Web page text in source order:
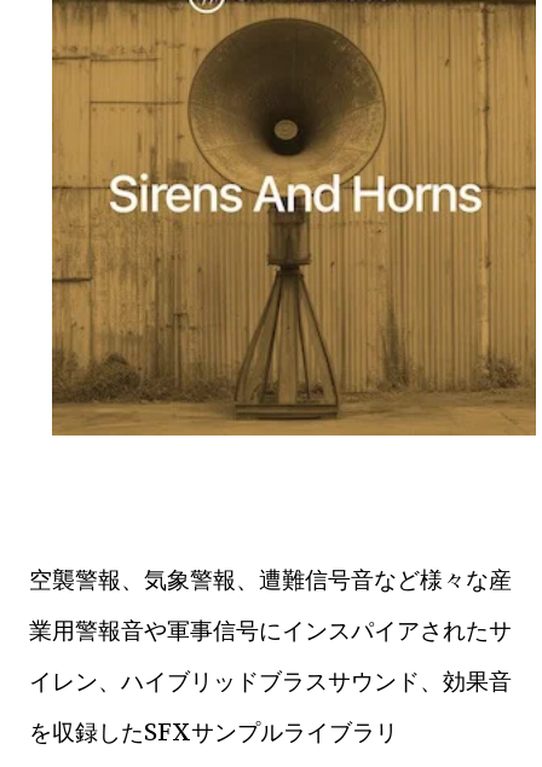
空襲警報、気象警報、遭難信号音など様々な産
業用警報音や軍事信号にインスパイアされたサ
イレン、ハイブリッドブラスサウンド、効果音
を収録したSFXサンプルライブラリ